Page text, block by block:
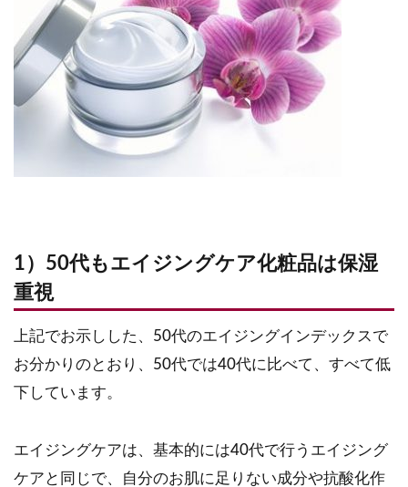
1）50代もエイジングケア化粧品は保湿
重視
上記でお示しした、50代のエイジングインデックスで
お分かりのとおり、50代では40代に比べて、すべて低
下しています。
エイジングケアは、基本的には40代で行うエイジング
ケアと同じで、自分のお肌に足りない成分や抗酸化作